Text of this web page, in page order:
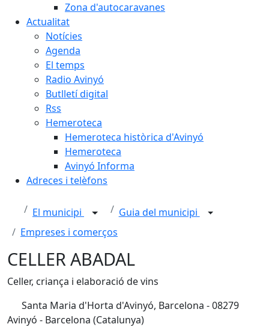
Zona d'autocaravanes
Actualitat
Notícies
Agenda
El temps
Radio Avinyó
Butlletí digital
Rss
Hemeroteca
Hemeroteca històrica d'Avinyó
Hemeroteca
Avinyó Informa
Adreces i telèfons
El municipi
Guia del municipi
Empreses i comerços
CELLER ABADAL
Celler, criança i elaboració de vins
Santa Maria d'Horta d'Avinyó, Barcelona - 08279
Avinyó - Barcelona (Catalunya)